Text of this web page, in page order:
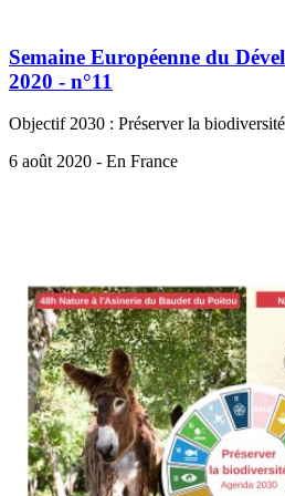
Semaine Européenne du
2020 - n°11
Objectif 2030 : Préserver la
6 août 2020 - En France